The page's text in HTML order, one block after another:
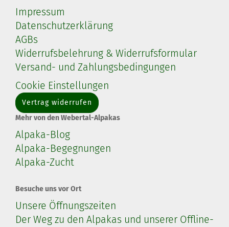
Impressum
Datenschutzerklärung
AGBs
Widerrufsbelehrung & Widerrufsformular
Versand- und Zahlungsbedingungen
Cookie Einstellungen
Vertrag widerrufen
Mehr von den Webertal-Alpakas
Alpaka-Blog
Alpaka-Begegnungen
Alpaka-Zucht
Besuche uns vor Ort
Unsere Öffnungszeiten
Der Weg zu den Alpakas und unserer Offline-